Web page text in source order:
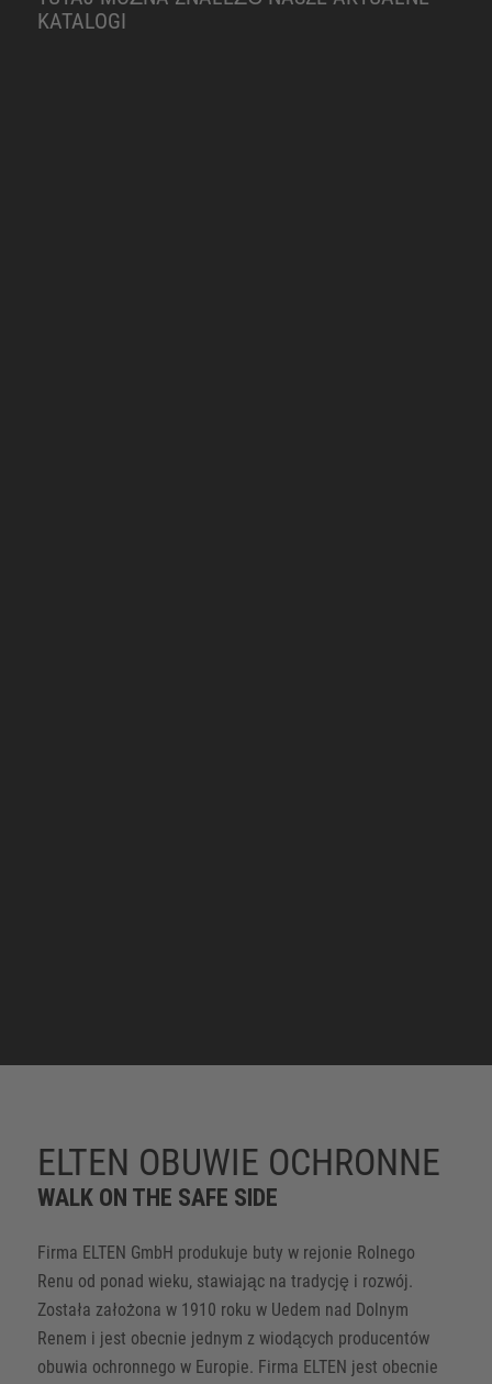
KATALOGI
ELTEN OBUWIE OCHRONNE
WALK ON THE SAFE SIDE
Firma ELTEN GmbH produkuje buty w rejonie Rolnego
Renu od ponad wieku, stawiając na tradycję i rozwój.
Została założona w 1910 roku w Uedem nad Dolnym
Renem i jest obecnie jednym z wiodących producentów
obuwia ochronnego w Europie. Firma ELTEN jest obecnie